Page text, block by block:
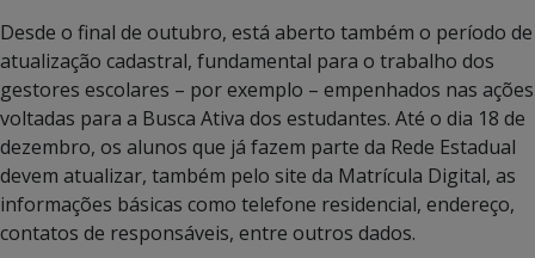
Desde o final de outubro, está aberto também o período de
atualização cadastral, fundamental para o trabalho dos
gestores escolares – por exemplo – empenhados nas ações
voltadas para a Busca Ativa dos estudantes. Até o dia 18 de
dezembro, os alunos que já fazem parte da Rede Estadual
devem atualizar, também pelo site da Matrícula Digital, as
informações básicas como telefone residencial, endereço,
contatos de responsáveis, entre outros dados.